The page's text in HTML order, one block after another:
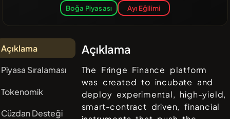
Boğa Piyasası Ayı Eğilimi
Açıklama
Piyasa Sıralaması
Tokenomik
Cüzdan Desteği
Açıklama
The Fringe Finance platform
was created to incubate and
deploy experimental, high-yield,
smart-contract driven, financial